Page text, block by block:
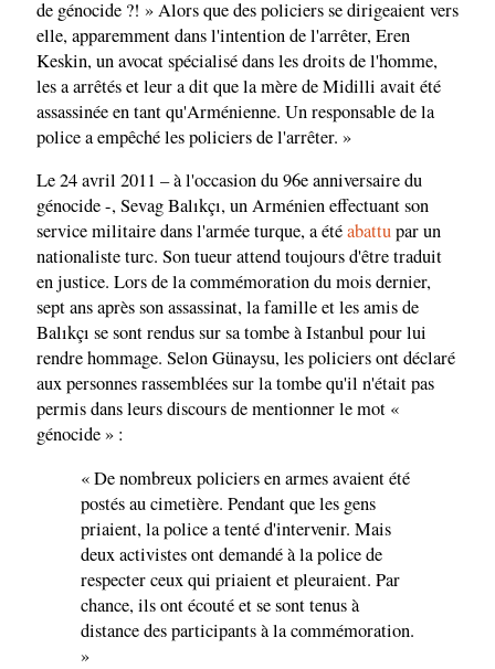
de génocide ?! » Alors que des policiers se dirigeaient vers
elle, apparemment dans l'intention de l'arrêter, Eren
Keskin, un avocat spécialisé dans les droits de l'homme,
les a arrêtés et leur a dit que la mère de Midilli avait été
assassinée en tant qu'Arménienne. Un responsable de la
police a empêché les policiers de l'arrêter. »
Le 24 avril 2011 – à l'occasion du 96e anniversaire du
génocide -, Sevag Balıkçı, un Arménien effectuant son
service militaire dans l'armée turque, a étéabattupar un
nationaliste turc. Son tueur attend toujours d'être traduit
en justice. Lors de la commémoration du mois dernier,
sept ans après son assassinat, la famille et les amis de
Balıkçı se sont rendus sur sa tombe à Istanbul pour lui
rendre hommage. Selon Günaysu, les policiers ont déclaré
aux personnes rassemblées sur la tombe qu'il n'était pas
permis dans leurs discours de mentionner le mot «
génocide » :
« De nombreux policiers en armes avaient été
postés au cimetière. Pendant que les gens
priaient, la police a tenté d'intervenir. Mais
deux activistes ont demandé à la police de
respecter ceux qui priaient et pleuraient. Par
chance, ils ont écouté et se sont tenus à
distance des participants à la commémoration.
»